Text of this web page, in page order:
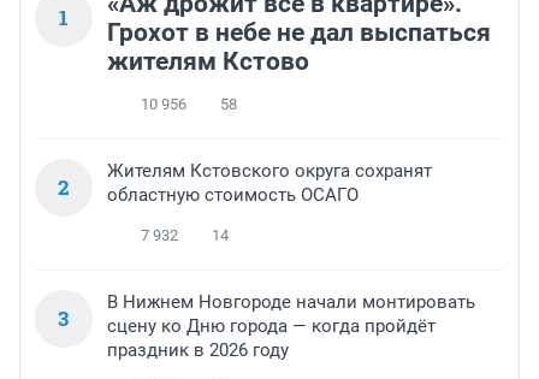
1
Грохот в небе не дал выспаться
жителям Кстово
10 956 58
2
Жителям Кстовского округа сохранят
областную стоимость ОСАГО
7 932 14
3
В Нижнем Новгороде начали монтировать
сцену ко Дню города — когда пройдёт
праздник в 2026 году